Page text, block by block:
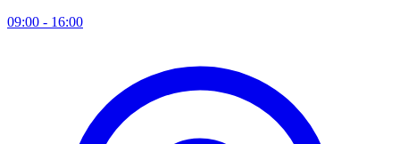
09:00 - 16:00